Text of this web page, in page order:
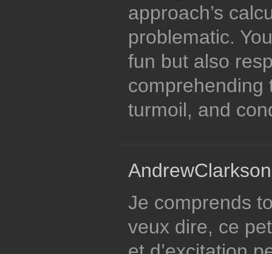
approach’s
problematic.
fun but also
comprehending
turmoil, and
Je comprends
veux dire, ce